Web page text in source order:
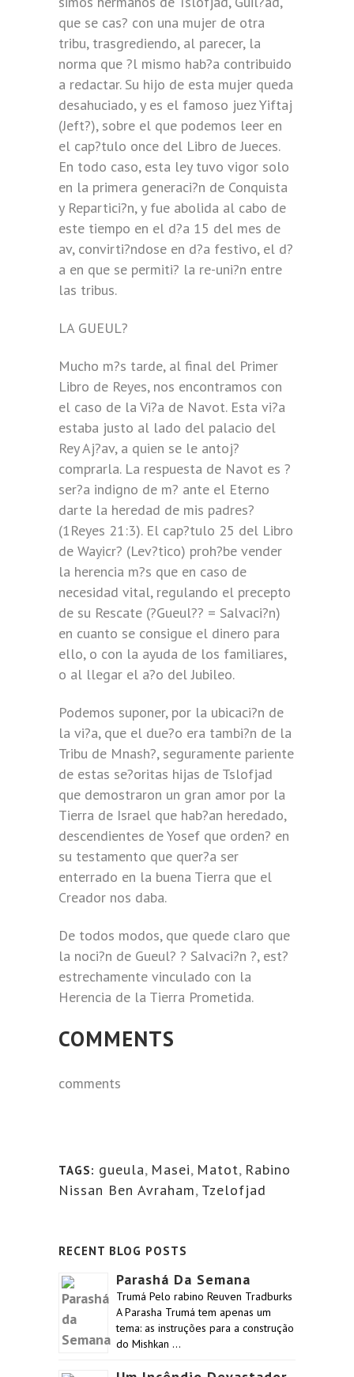
que se cas? con una mujer de otra
tribu, trasgrediendo, al parecer, la
norma que ?l mismo hab?a contribuido
a redactar. Su hijo de esta mujer queda
desahuciado, y es el famoso juez Yiftaj
(Jeft?), sobre el que podemos leer en
el cap?tulo once del Libro de Jueces.
En todo caso, esta ley tuvo vigor solo
en la primera generaci?n de Conquista
y Repartici?n, y fue abolida al cabo de
este tiempo en el d?a 15 del mes de
av, convirti?ndose en d?a festivo, el d?
a en que se permiti? la re-uni?n entre
las tribus.
LA GUEUL?
Mucho m?s tarde, al final del Primer
Libro de Reyes, nos encontramos con
el caso de la Vi?a de Navot. Esta vi?a
estaba justo al lado del palacio del
Rey Aj?av, a quien se le antoj?
comprarla. La respuesta de Navot es ?
ser?a indigno de m? ante el Eterno
darte la heredad de mis padres?
(1Reyes 21:3). El cap?tulo 25 del Libro
de Wayicr? (Lev?tico) proh?be vender
la herencia m?s que en caso de
necesidad vital, regulando el precepto
de su Rescate (?Gueul?? = Salvaci?n)
en cuanto se consigue el dinero para
ello, o con la ayuda de los familiares,
o al llegar el a?o del Jubileo.
Podemos suponer, por la ubicaci?n de
la vi?a, que el due?o era tambi?n de la
Tribu de Mnash?, seguramente pariente
de estas se?oritas hijas de Tslofjad
que demostraron un gran amor por la
Tierra de Israel que hab?an heredado,
descendientes de Yosef que orden? en
su testamento que quer?a ser
enterrado en la buena Tierra que el
Creador nos daba.
De todos modos, que quede claro que
la noci?n de Gueul? ? Salvaci?n ?, est?
estrechamente vinculado con la
Herencia de la Tierra Prometida.
COMMENTS
comments
TAGS: gueula, Masei, Matot, Rabino
Nissan Ben Avraham, Tzelofjad
RECENT BLOG POSTS
Parashá Da Semana
Trumá Pelo rabino Reuven Tradburks
A Parasha Trumá tem apenas um
tema: as instruções para a construção
do Mishkan …